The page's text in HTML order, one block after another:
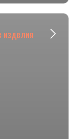
изделия